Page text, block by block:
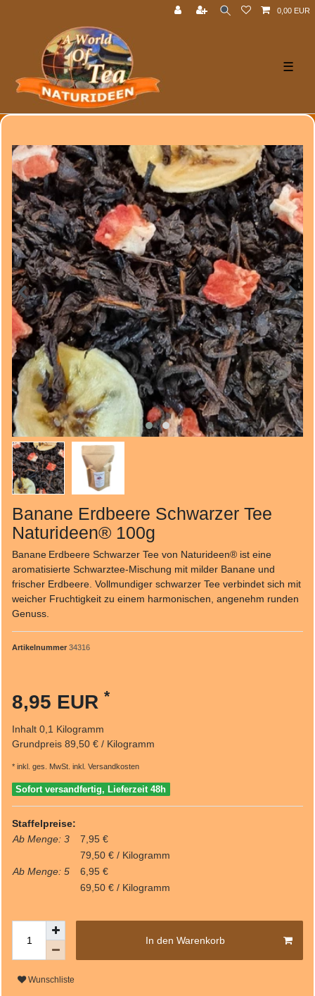
0,00 EUR
☰
Banane Erdbeere Schwarzer Tee
Naturideen® 100g
Banane Erdbeere Schwarzer Tee von Naturideen® ist eine
aromatisierte Schwarztee‑Mischung mit milder Banane und
frischer Erdbeere. Vollmundiger schwarzer Tee verbindet sich mit
weicher Fruchtigkeit zu einem harmonischen, angenehm runden
Genuss.
Artikelnummer 34316
8,95 EUR *
Inhalt 0,1 Kilogramm
Grundpreis 89,50 € / Kilogramm
* inkl. ges. MwSt. inkl. Versandkosten
Sofort versandfertig, Lieferzeit 48h
Staffelpreise:
Ab Menge: 3
7,95 €
79,50 € / Kilogramm
Ab Menge: 5
6,95 €
69,50 € / Kilogramm
In den Warenkorb
Wunschliste